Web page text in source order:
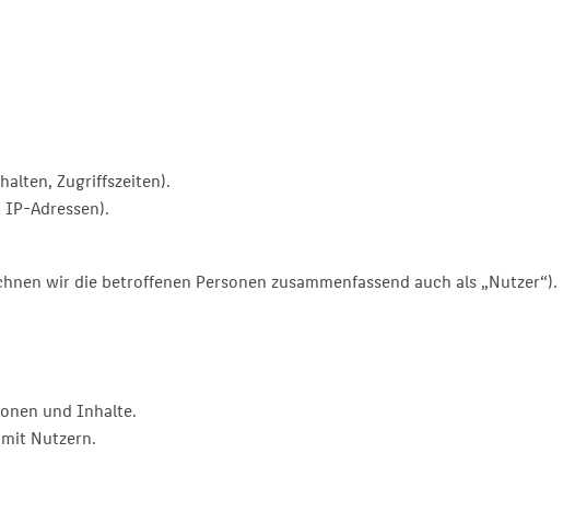
Zugriffszeiten).
Adressen).
wir die betroffenen Personen zusammenfassend auch als „Nutzer“).
und Inhalte.
Nutzern.